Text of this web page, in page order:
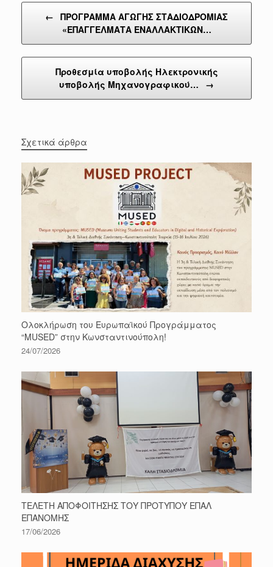
Post navigation
← ΠΡΟΓΡΑΜΜΑ ΑΓΩΓΗΣ ΣΤΑΔΙΟΔΡΟΜΙΑΣ
«ΕΠΑΓΓΕΛΜΑΤΑ ΕΝΑΛΛΑΚΤΙΚΩΝ…
Προθεσμία υποβολής Ηλεκτρονικής
υποβολής Μηχανογραφικού…
→
Σχετικά άρθρα
Ολοκλήρωση του Ευρωπαϊκού Προγράμματος
“MUSED” στην Κωνσταντινούπολη!
24/07/2026
ΤΕΛΕΤΗ ΑΠΟΦΟΙΤΗΣΗΣ ΤΟΥ ΠΡΟΤΥΠΟΥ ΕΠΑΛ
ΕΠΑΝΟΜΗΣ
17/06/2026